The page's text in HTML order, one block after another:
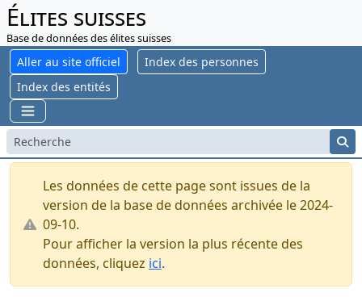
Élites suisses
Base de données des élites suisses
Aller au site officiel
Index des personnes
Index des entités
Les données de cette page sont issues de la
version de la base de données archivée le 2024-
09-10.
Pour afficher la version la plus récente des
données, cliquez ici.